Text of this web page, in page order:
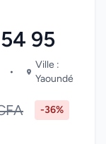
95
•
Ville :
Yaoundé
-36%